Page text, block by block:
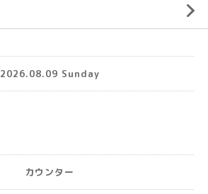
2026.08.09 Sunday
カウンター